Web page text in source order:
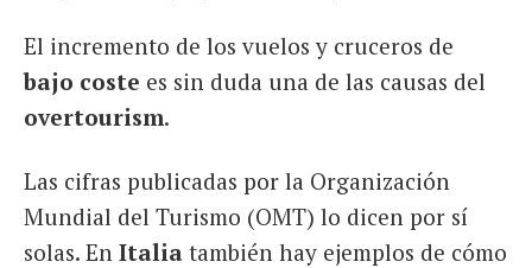
El incremento de los vuelos y cruceros de
bajo coste es sin duda una de las causas del
overtourism.
Las cifras publicadas por la Organización
Mundial del Turismo (OMT) lo dicen por sí
solas. En Italia también hay ejemplos de cómo